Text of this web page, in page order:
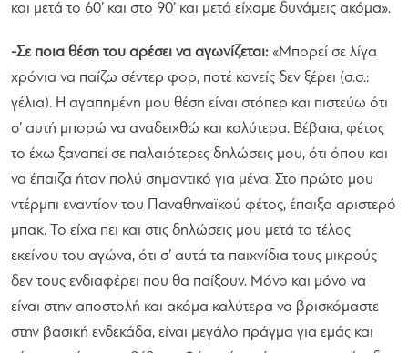
και μετά το 60’ και στο 90’ και μετά είχαμε δυνάμεις ακόμα».
-Σε ποια θέση του αρέσει να αγωνίζεται: «Μπορεί σε λίγα
χρόνια να παίζω σέντερ φορ, ποτέ κανείς δεν ξέρει (σ.σ.:
γέλια). Η αγαπημένη μου θέση είναι στόπερ και πιστεύω ότι
σ’ αυτή μπορώ να αναδειχθώ και καλύτερα. Βέβαια, φέτος
το έχω ξαναπεί σε παλαιότερες δηλώσεις μου, ότι όπου και
να έπαιζα ήταν πολύ σημαντικό για μένα. Στο πρώτο μου
ντέρμπι εναντίον του Παναθηναϊκού φέτος, έπαιξα αριστερό
μπακ. Το είχα πει και στις δηλώσεις μου μετά το τέλος
εκείνου του αγώνα, ότι σ’ αυτά τα παιχνίδια τους μικρούς
δεν τους ενδιαφέρει που θα παίξουν. Μόνο και μόνο να
είναι στην αποστολή και ακόμα καλύτερα να βρισκόμαστε
στην βασική ενδεκάδα, είναι μεγάλο πράγμα για εμάς και